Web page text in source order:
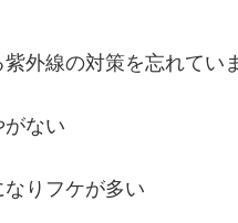
外線の対策を忘れてい
ない
りフケが多い